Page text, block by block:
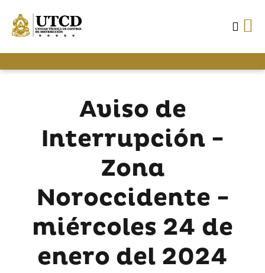
Aviso de
Interrupción -
Zona
Noroccidente -
miércoles 24 de
enero del 2024